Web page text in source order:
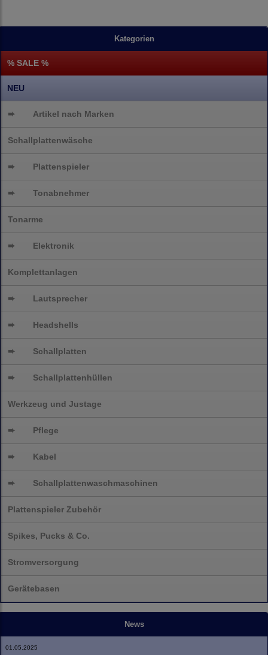
Kategorien
% SALE %
NEU
➨ Artikel nach Marken
Schallplattenwäsche
➨ Plattenspieler
➨ Tonabnehmer
Tonarme
➨ Elektronik
Komplettanlagen
➨ Lautsprecher
➨ Headshells
➨ Schallplatten
➨ Schallplattenhüllen
Werkzeug und Justage
➨ Pflege
➨ Kabel
➨ Schallplattenwaschmaschinen
Plattenspieler Zubehör
Spikes, Pucks & Co.
Stromversorgung
Gerätebasen
News
01.05.2025